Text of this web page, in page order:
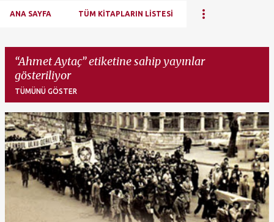
ANA SAYFA TÜM KITAPLARIN LISTESI
Ahmet Aytaç etiketine sahip yayınlar
gösteriliyor
TÜMÜNÜ GÖSTER
K
a
y